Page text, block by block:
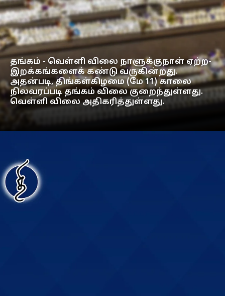
தங்கம் - வெள்ளி விலை நாளுக்குநாள் ஏற்ற-
இறக்கங்களைக் கண்டு வருகின்றது.
அதன்படி, திங்கள்கிழமை (மே 11) காலை
நிலவரப்படி தங்கம் விலை குறைந்துள்ளது.
வெள்ளி விலை அதிகரித்துள்ளது.